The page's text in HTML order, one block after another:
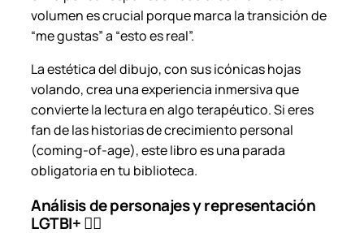
volumen es crucial porque marca la transición de
“me gustas” a “esto es real”.
La estética del dibujo, con sus icónicas hojas
volando, crea una experiencia inmersiva que
convierte la lectura en algo terapéutico. Si eres
fan de las historias de crecimiento personal
(coming-of-age), este libro es una parada
obligatoria en tu biblioteca.
Análisis de personajes y representación
LGTBI+ 🏳️‍🌈